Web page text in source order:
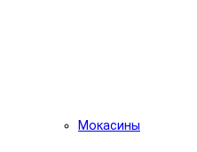
Мокасины